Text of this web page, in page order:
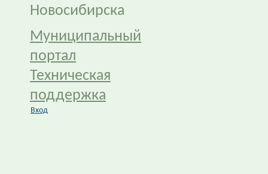
Новосибирска
Муниципальный
портал
Техническая
поддержка
Вход